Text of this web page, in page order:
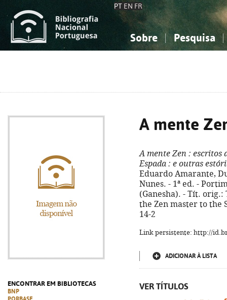
PT EN FR
Sobre Pesquisa
ENCONTRAR EM BIBLIOTECAS
BNP
A mente
A mente Zen : escritos
Espada : e outras
Eduardo Amarante,
Nunes. - 1ª ed. -
(Ganesha). - Tít.
the Zen master to the
14-2
Link persistente: http://
ADICIONAR À LISTA
VER TÍTULOS